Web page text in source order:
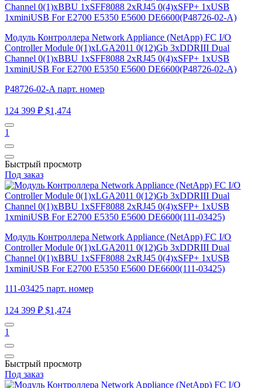
Модуль Контроллера Network Appliance (NetApp) FC I/O
Controller Module 0(1)xLGA2011 0(12)Gb 3xDDRIII Dual
Channel 0(1)xBBU 1xSFF8088 2xRJ45 0(4)xSFP+ 1xUSB
1xminiUSB For E2700 E5350 E5600 DE6600(P48726-02-A)
P48726-02-A парт. номер
124 399 ₽ $1,474
1
Быстрый просмотр
Под заказ
Модуль Контроллера Network Appliance (NetApp) FC I/O
Controller Module 0(1)xLGA2011 0(12)Gb 3xDDRIII Dual
Channel 0(1)xBBU 1xSFF8088 2xRJ45 0(4)xSFP+ 1xUSB
1xminiUSB For E2700 E5350 E5600 DE6600(111-03425)
111-03425 парт. номер
124 399 ₽ $1,474
1
Быстрый просмотр
Под заказ